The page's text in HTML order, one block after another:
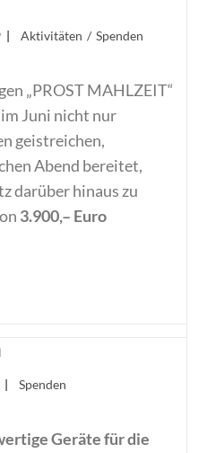
Beitrags-
Aktivitäten / Spenden
„PROST MAHLZEIT“
Juni nicht nur
geistreichen,
Abend bereitet,
darüber hinaus zu
3.900,– Euro
Beitrags-
Spenden
Geräte für die